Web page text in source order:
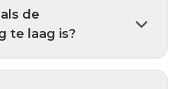
de
te laag is?